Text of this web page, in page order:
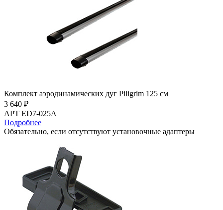
Комплект аэродинамических дуг Piligrim 125 см
3 640 ₽
АРТ ED7-025A
Подробнее
Обязательно, если отсутствуют установочные адаптеры